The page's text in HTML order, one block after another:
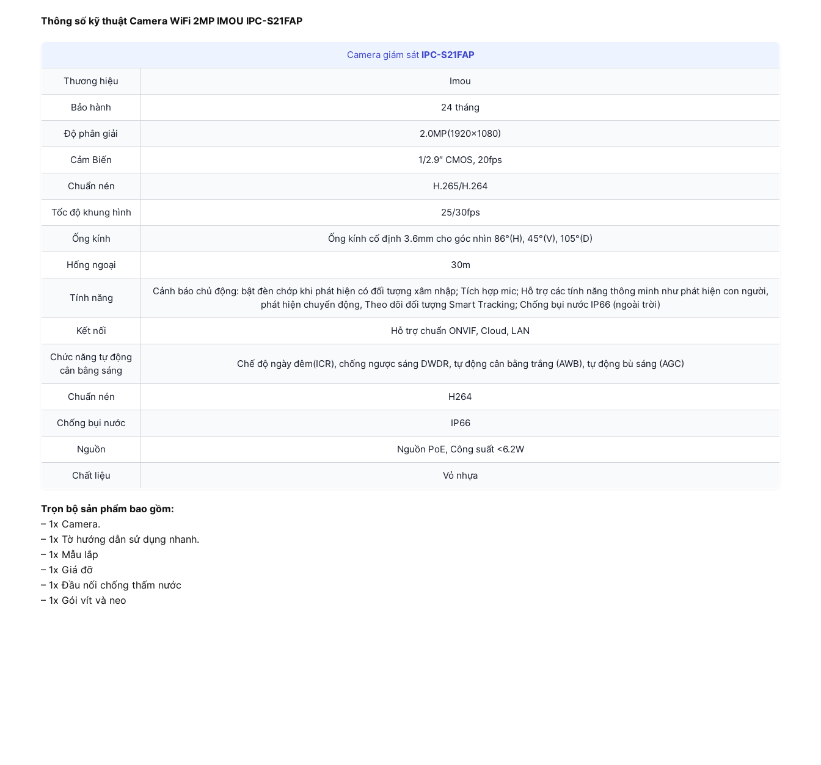
Thông số kỹ thuật Camera WiFi 2MP IMOU IPC-S21FAP
Camera giám sát IPC-S21FAP
Thương hiệu Imou
Bảo hành 24 tháng
Độ phân giải 2.0MP(1920×1080)
Cảm Biến 1/2.9″ CMOS, 20fps
Chuẩn nén H.265/H.264
Tốc độ khung hình 25/30fps
Ống kính Ống kính cố định 3.6mm cho góc nhìn 86°(H), 45°(V), 105°(D)
Hống ngoại 30m
Tính năng
Cảnh báo chủ động: bật đèn chớp khi phát hiện có đối tượng xâm nhập; Tích hợp mic; Hỗ trợ các tính năng thông minh như phát hiện con người,
phát hiện chuyển động, Theo dõi đối tượng Smart Tracking; Chống bụi nước IP66 (ngoài trời)
Kết nối Hỗ trợ chuẩn ONVIF, Cloud, LAN
Chức năng tự động
cân bằng sáng
Chế độ ngày đêm(ICR), chống ngược sáng DWDR, tự động cân bằng trắng (AWB), tự động bù sáng (AGC)
Chuẩn nén H264
Chống bụi nước IP66
Nguồn Nguồn PoE, Công suất <6.2W
Chất liệu Vỏ nhựa
Trọn bộ sản phẩm bao gồm:
– 1x Camera.
– 1x Tờ hướng dẫn sử dụng nhanh.
– 1x Mẫu lắp
– 1x Giá đỡ
– 1x Đầu nối chống thấm nước
– 1x Gói vít và neo